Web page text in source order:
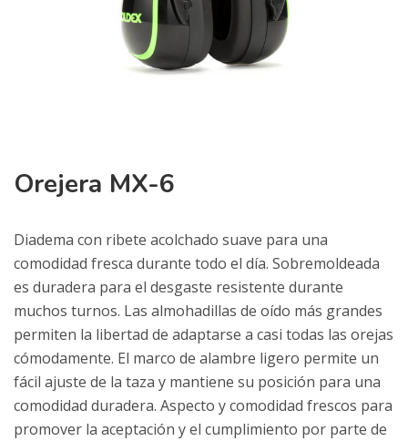
Orejera MX-6
Diadema con ribete acolchado suave para una
comodidad fresca durante todo el día. Sobremoldeada
es duradera para el desgaste resistente durante
muchos turnos. Las almohadillas de oído más grandes
permiten la libertad de adaptarse a casi todas las orejas
cómodamente. El marco de alambre ligero permite un
fácil ajuste de la taza y mantiene su posición para una
comodidad duradera. Aspecto y comodidad frescos para
promover la aceptación y el cumplimiento por parte de